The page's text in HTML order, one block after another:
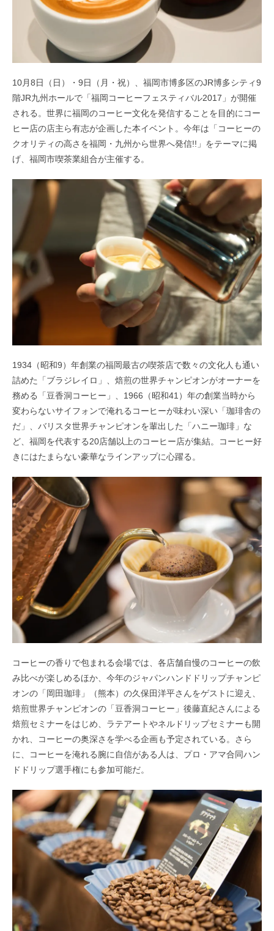
10月8日（日）・9日（月・祝）、福岡市博多区のJR博多シティ9
階JR九州ホールで「福岡コーヒーフェスティバル2017」が開催
される。世界に福岡のコーヒー文化を発信することを目的にコー
ヒー店の店主ら有志が企画した本イベント。今年は「コーヒーの
クオリティの高さを福岡・九州から世界へ発信!!」をテーマに掲
げ、福岡市喫茶業組合が主催する。
1934（昭和9）年創業の福岡最古の喫茶店で数々の文化人も通い
詰めた「ブラジレイロ」、焙煎の世界チャンピオンがオーナーを
務める「豆香洞コーヒー」、1966（昭和41）年の創業当時から
変わらないサイフォンで淹れるコーヒーが味わい深い「珈琲舎の
だ」、バリスタ世界チャンピオンを輩出した「ハニー珈琲」な
ど、福岡を代表する20店舗以上のコーヒー店が集結。コーヒー好
きにはたまらない豪華なラインアップに心躍る。
コーヒーの香りで包まれる会場では、各店舗自慢のコーヒーの飲
み比べが楽しめるほか、今年のジャパンハンドドリップチャンピ
オンの「岡田珈琲」（熊本）の久保田洋平さんをゲストに迎え、
焙煎世界チャンピオンの「豆香洞コーヒー」後藤直紀さんによる
焙煎セミナーをはじめ、ラテアートやネルドリップセミナーも開
かれ、コーヒーの奥深さを学べる企画も予定されている。さら
に、コーヒーを淹れる腕に自信がある人は、プロ・アマ合同ハン
ドドリップ選手権にも参加可能だ。